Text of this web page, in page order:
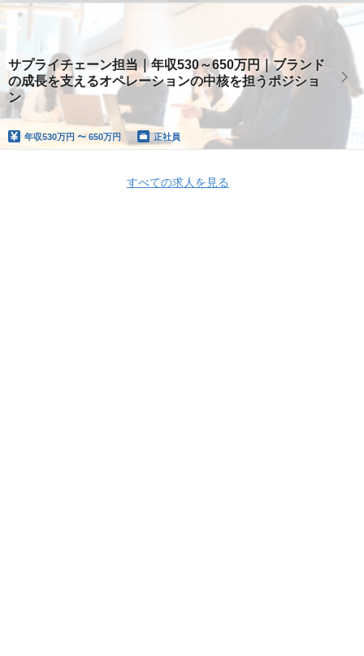
サプライチェーン担当｜年収530～650万円｜ブランド
の成長を支えるオペレーションの中核を担うポジショ
ン
年収530万円 〜 650万円 正社員
すべての求人を見る